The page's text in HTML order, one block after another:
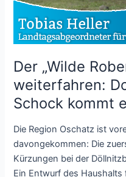
Der „Wilde
weiterfahren:
Schock kommt
Die Region Oschatz ist
davongekommen: Die
Kürzungen bei der
Ein Entwurf des